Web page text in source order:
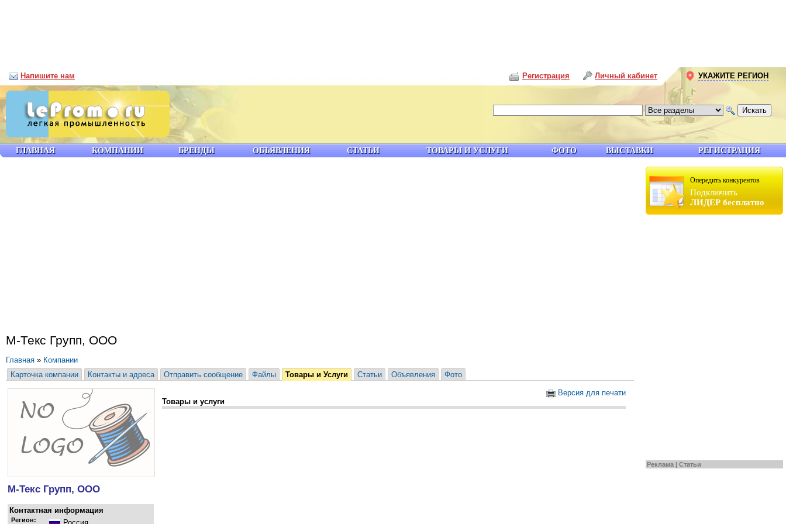
Опередить конкурентов
Подключить
ЛИДЕР бесплатно
Реклама | Статьи
М-Текс Групп, ООО
Главная » Компании
Карточка компании
Контакты и адреса Отправить сообщение Файлы Товары и Услуги Статьи Объявления Фото
М-Текс Групп, ООО
Контактная информация
Регион:
Версия для печати
Товары и услуги
ГЛАВНАЯ КОМПАНИИ БРЕНДЫ ОБЪЯВЛЕНИЯ СТАТЬИ ТОВАРЫ И УСЛУГИ ФОТО ВЫСТАВКИ РЕГИСТРАЦИЯ
Напишите нам Личный кабинет
Регистрация УКАЖИТЕ РЕГИОН